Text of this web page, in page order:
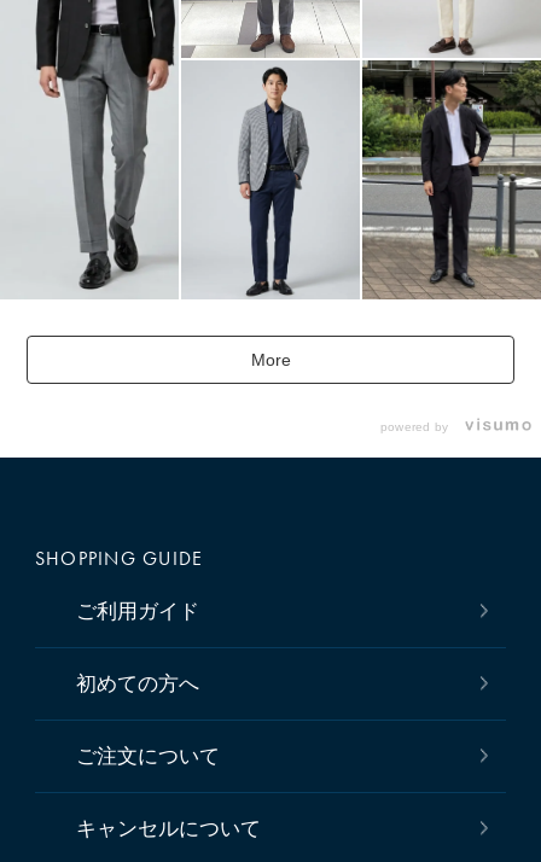
More
powered by
SHOPPING GUIDE
ご利用ガイド
初めての方へ
ご注文について
キャンセルについて